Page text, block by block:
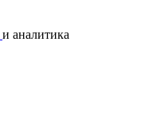
и аналитика